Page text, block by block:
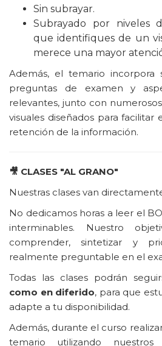
Sin subrayar.
Subrayado por niveles
que identifiques de un
merece una mayor
Además, el temario incorpora
preguntas de examen y
relevantes, junto con
visuales diseñados para facilitar
retención de la información.
🎥 CLASES "AL GRANO"
Nuestras clases van
No dedicamos horas a leer el
interminables. Nuestro
comprender, sintetizar y
realmente preguntable en el
Todas las clases podrán
como en diferido, para que
adapte a tu disponibilidad.
Además, durante el curso
temario utilizando nuestros